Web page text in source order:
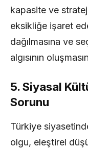
kapasite ve
eksikliğe işaret
dağılmasına ve
algısının
5. Siyasal
Sorunu
Türkiye
olgu, eleştirel